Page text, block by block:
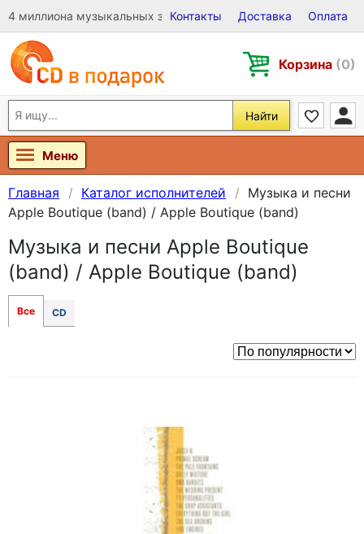
4 миллиона музыкальных записей на Виниле, CD и DVD
Контакты Доставка Оплата
Корзина (0)
Найти
Меню
Главная Каталог исполнителей
Музыка и песни
Apple Boutique (band) / Apple Boutique (band)
Музыка и песни Apple Boutique
(band) / Apple Boutique (band)
Все CD